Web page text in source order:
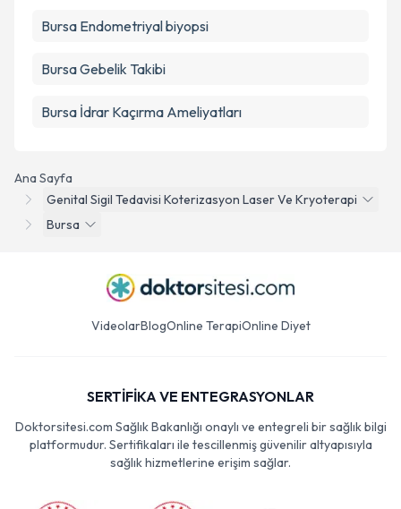
Ana Sayfa
Genital Sigil Tedavisi Koterizasyon Laser Ve Kryoterapi
Bursa
Bursa Endometriyal biyopsi
Bursa Gebelik Takibi
Bursa İdrar Kaçırma Ameliyatları
VideolarBlogOnline TerapiOnline Diyet
SERTİFİKA VE ENTEGRASYONLAR
Doktorsitesi.com Sağlık Bakanlığı onaylı ve entegreli bir sağlık bilgi
platformudur. Sertifikaları ile tescillenmiş güvenilir altyapısıyla
sağlık hizmetlerine erişim sağlar.